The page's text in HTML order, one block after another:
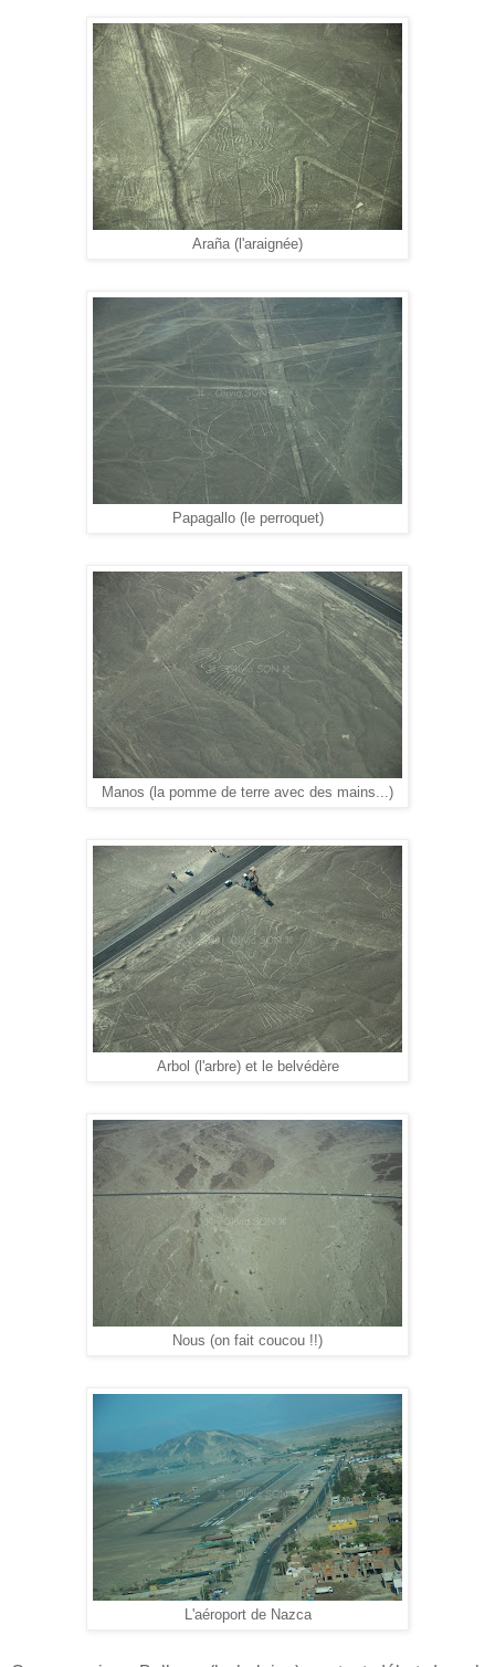
Araña (l'araignée)
Papagallo (le perroquet)
Manos (la pomme de terre avec des mains...)
Arbol (l'arbre) et le belvédère
Nous (on fait coucou !!)
L'aéroport de Nazca